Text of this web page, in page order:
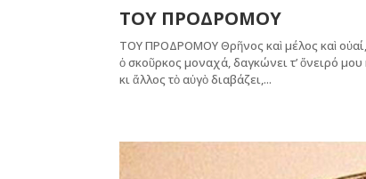
ΤΟΥ ΠΡΟΔΡΟΜΟΥ
ΤΟΥ ΠΡΟΔΡΟΜΟΥ Θρῆνος καὶ μέλος καὶ
ὁ σκοῦρκος μοναχά, δαγκώνει τ’ ὄνειρό
κι ἄλλος τὸ αὐγὸ διαβάζει,...